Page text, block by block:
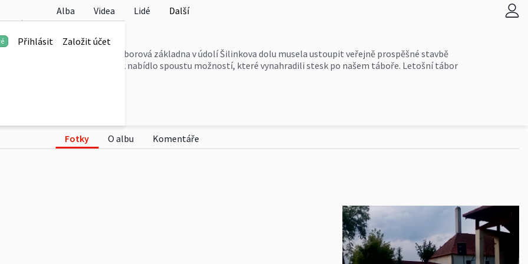
Alba Videa Lidé Další
Přihlásit Založit účet
legendy
novém místě, neboť naše táborová základna v údolí Šilinkova dolu musela ustoupit veřejně prospěšné stavbě
skála v Českém ráji, nám však nabídlo spoustu možností, které vynahradili stesk po našem táboře. Letošní tábor
Fotky
O albu
Komentáře